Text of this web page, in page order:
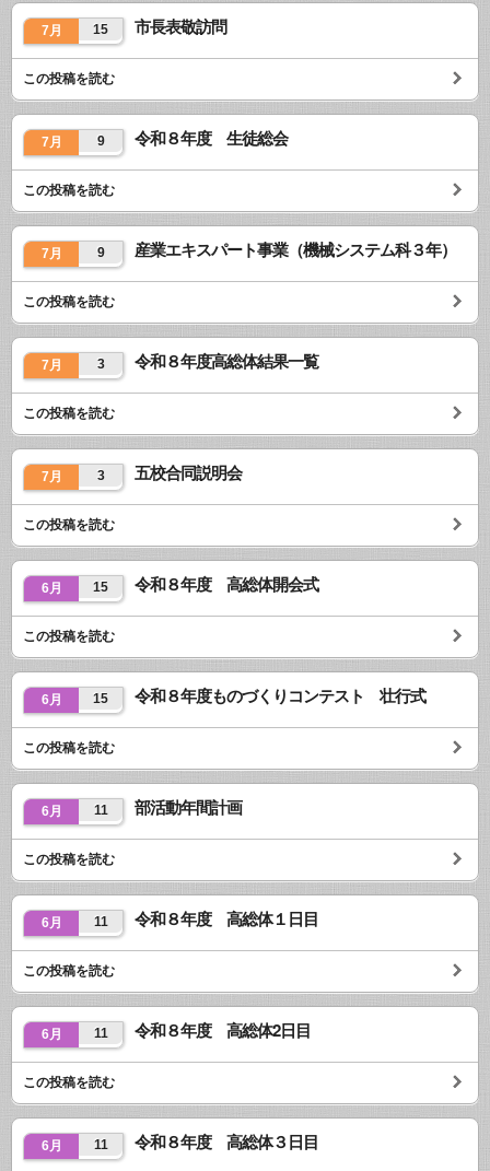
7月 15 市長表敬訪問
この投稿を読む
7月 9 令和８年度 生徒総会
この投稿を読む
7月 9 産業エキスパート事業（機械システム科３年）
この投稿を読む
7月 3 令和８年度高総体結果一覧
この投稿を読む
7月 3 五校合同説明会
この投稿を読む
6月 15 令和８年度 高総体開会式
この投稿を読む
6月 15 令和８年度ものづくりコンテスト 壮行式
この投稿を読む
6月 11 部活動年間計画
この投稿を読む
6月 11 令和８年度 高総体１日目
この投稿を読む
6月 11 令和８年度 高総体2日目
この投稿を読む
6月 11 令和８年度 高総体３日目